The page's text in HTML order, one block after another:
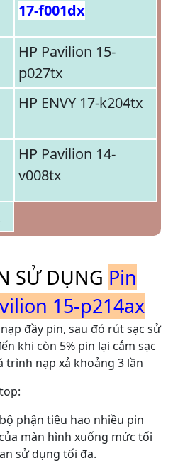
17-f001dx
HP Pavilion 15-
p027tx
HP ENVY 17-k204tx
HP Pavilion 14-
v008tx
SỬ DỤNG Pin
15-p214ax
đầy pin, sau đó rút sạc sử
khi còn 5% pin lại cắm sạc
trình nạp xả khoảng 3 lần
phận tiêu hao nhiều pin
màn hình xuống mức tối
sử dụng tối đa.